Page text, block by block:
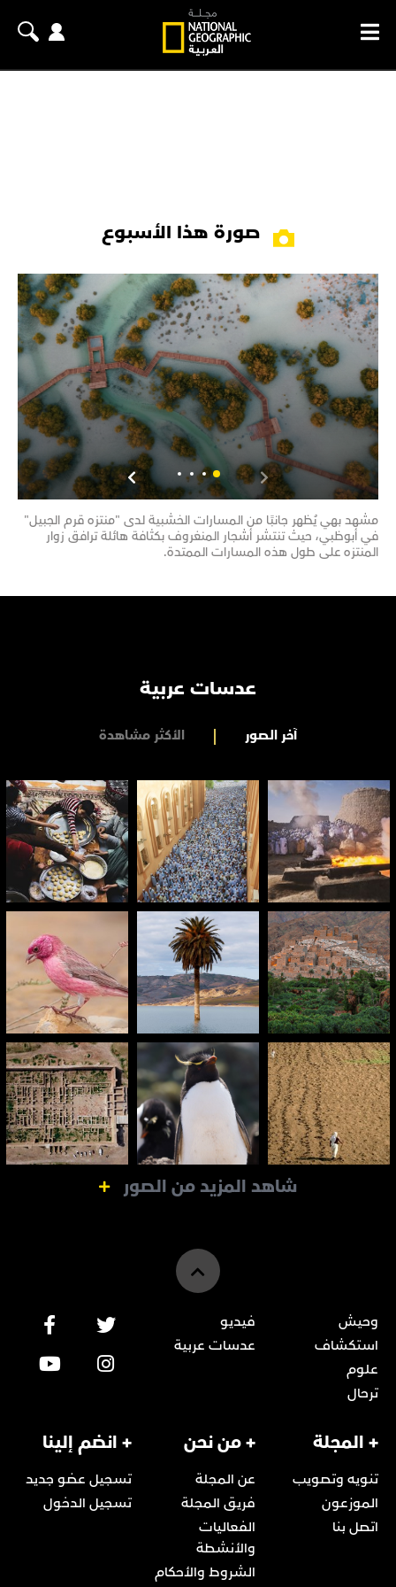
صورة هذا الأسبوع
مشهد بهي يُظهر جانبًا من المسارات الخشبية لدى "منتزه قرم الجبيل"
في أبوظبي، حيث تنتشر أشجار المنغروف بكثافة هائلة ترافق زوار
المنتزه على طول هذه المسارات الممتدة.
عدسات عربية
آخر الصور الأكثر مشاهدة
شاهد المزيد من الصور
وحيش
استكشاف
علوم
ترحال
فيديو
عدسات عربية
+ المجلة
تنويه وتصويب
الموزعون
اتصل بنا
+ من نحن
عن المجلة
فريق المجلة
الفعاليات
والأنشطة
الشروط والأحكام
+ انضم إلينا
تسجيل عضو جديد
تسجيل الدخول